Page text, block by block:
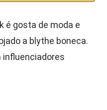
é gosta de moda e
a blythe boneca.
influenciadores